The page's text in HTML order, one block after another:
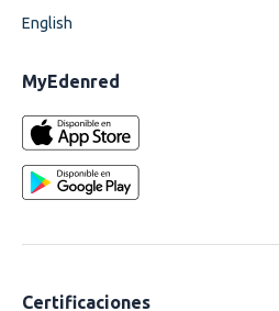
English
MyEdenred
Certificaciones